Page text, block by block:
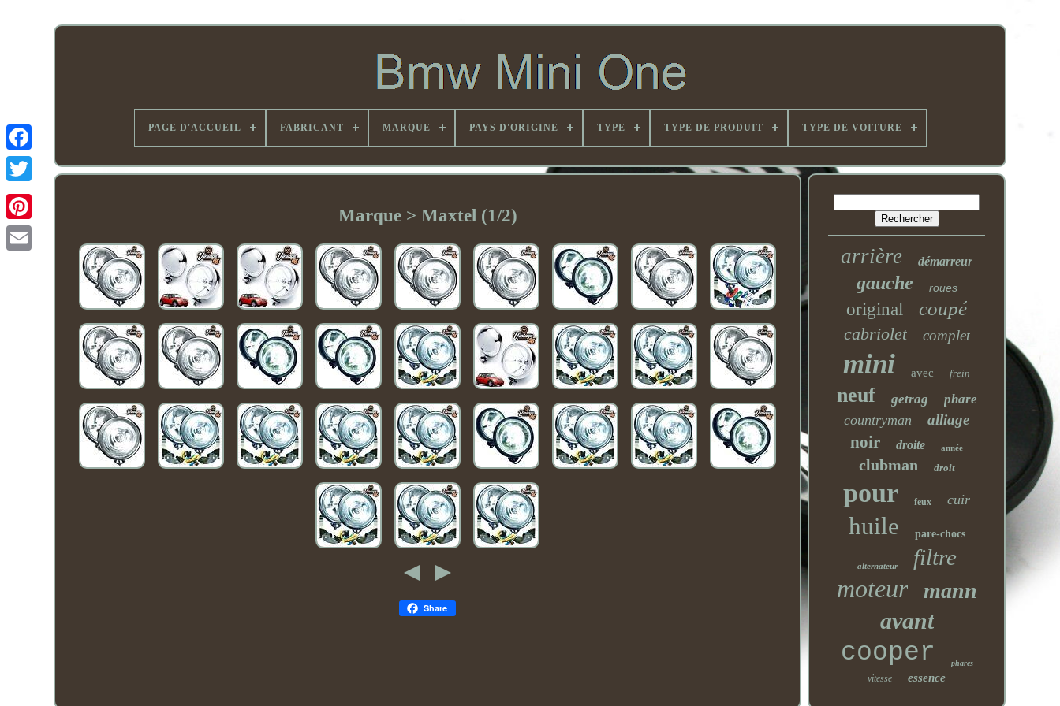
PAGE D'ACCUEIL FABRICANT MARQUE PAYS D'ORIGINE TYPE TYPE DE PRODUIT TYPE DE VOITURE
Marque > Maxtel (1/2)
Share
arrière démarreur
gauche roues
original coupé
cabriolet complet
mini avec frein
neuf getrag phare
countryman alliage
noir droite année
clubman droit
pour feux cuir
huile pare-chocs
alternateur filtre
moteur mann
avant
cooper phares
vitesse essence